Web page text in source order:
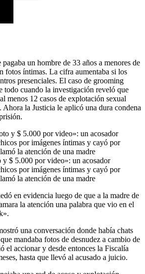
un hombre de 33 años a menores de
fotos íntimas. La cifra aumentaba si los
presenciales. El caso de grooming
todo cuando la investigación reveló que
menos 12 casos de explotación sexual
Ahora la Justicia le aplicó una dura condena
y $ 5.000 por video»: un acosador
por imágenes íntimas y cayó por
la atención de una madre
en evidencia luego de que a la madre de
la atención una palabra que vio en el
una conversación donde había chats
mandaba fotos de desnudez a cambio de
el accionar y desde entonces la Fiscalía
hasta que llevó al acusado a juicio.